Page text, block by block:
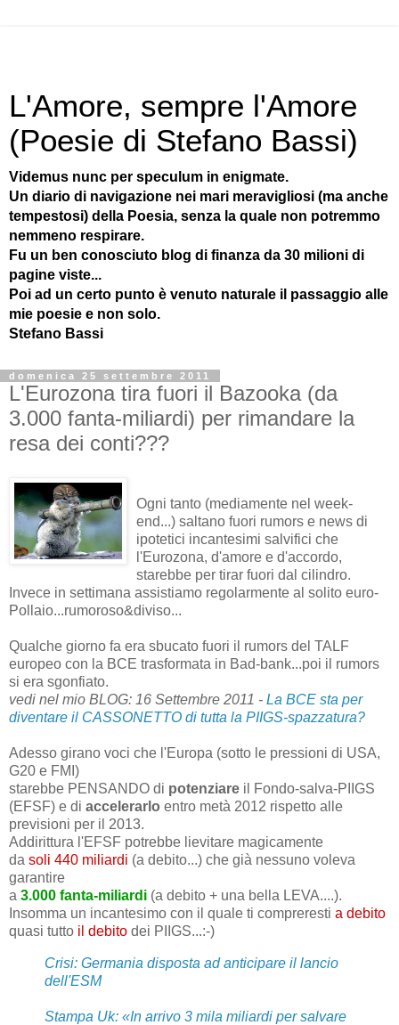
L'Amore, sempre l'Amore
(Poesie di Stefano Bassi)
Videmus nunc per speculum in enigmate.
Un diario di navigazione nei mari meravigliosi (ma anche
tempestosi) della Poesia, senza la quale non potremmo
nemmeno respirare.
Fu un ben conosciuto blog di finanza da 30 milioni di
pagine viste...
Poi ad un certo punto è venuto naturale il passaggio alle
mie poesie e non solo.
Stefano Bassi
domenica 25 settembre 2011
L'Eurozona tira fuori il Bazooka (da
3.000 fanta-miliardi) per rimandare la
resa dei conti???
Ogni tanto (mediamente nel week-
end...) saltano fuori rumors e news di
ipotetici incantesimi salvifici che
l'Eurozona, d'amore e d'accordo,
starebbe per tirar fuori dal cilindro.
Invece in settimana assistiamo regolarmente al solito euro-
Pollaio...rumoroso&diviso...
Qualche giorno fa era sbucato fuori il rumors del TALF
europeo con la BCE trasformata in Bad-bank...poi il rumors
si era sgonfiato.
vedi nel mio BLOG: 16 Settembre 2011 - La BCE sta per
diventare il CASSONETTO di tutta la PIIGS-spazzatura?
Adesso girano voci che l'Europa (sotto le pressioni di USA,
G20 e FMI)
starebbe PENSANDO di potenziare il Fondo-salva-PIIGS
(EFSF) e di accelerarlo entro metà 2012 rispetto alle
previsioni per il 2013.
Addirittura l'EFSF potrebbe lievitare magicamente
da soli 440 miliardi (a debito...) che già nessuno voleva
garantire
a 3.000 fanta-miliardi (a debito + una bella LEVA....).
Insomma un incantesimo con il quale ti compreresti a debito
quasi tutto il debito dei PIIGS...:-)
Crisi: Germania disposta ad anticipare il lancio
dell'ESM
Stampa Uk: «In arrivo 3 mila miliardi per salvare